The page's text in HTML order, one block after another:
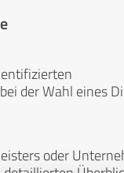
der Wahl eines
oder